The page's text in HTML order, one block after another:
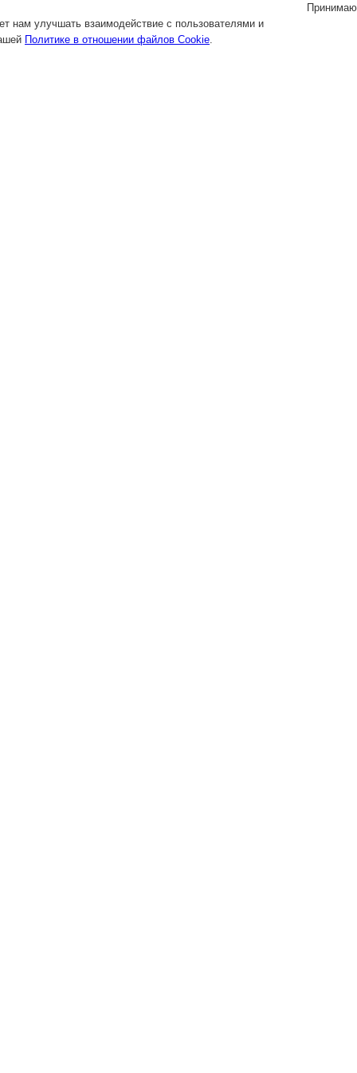
нам улучшать взаимодействие с пользователями и
Политике в отношении файлов Cookie.
Принимаю